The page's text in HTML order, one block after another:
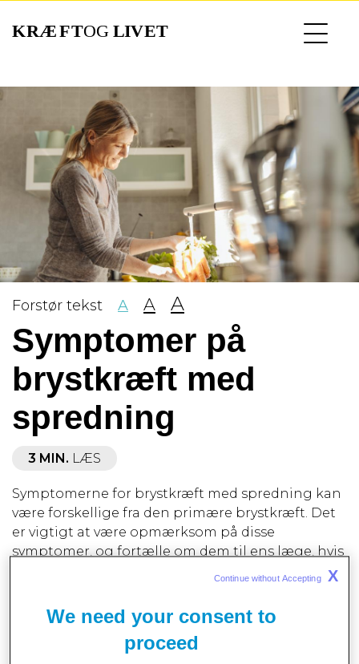
til
Forstør tekst A A A
Symptomer på
brystkræft med
spredning
3 MIN. LÆS
Symptomerne for brystkræft med spredning kan
være forskellige fra den primære brystkræft. Det
er vigtigt at være opmærksom på disse
symptomer, og fortælle om dem til ens læge, hvis
systemisk behandling af en tidlig brystkræft, kan
. Dette sker, når
kræftceller bevæger sig fra brystet til andre dele i
We need your consent to
proceed
Continue without Accepting X